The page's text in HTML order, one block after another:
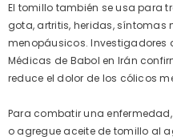
El tomillo también se usa para
gota, artritis, heridas, síntomas
menopáusicos. Investigadores
Médicas de Babol en Irán
reduce el dolor de los cólicos
Para combatir una
o agregue aceite de tomillo al